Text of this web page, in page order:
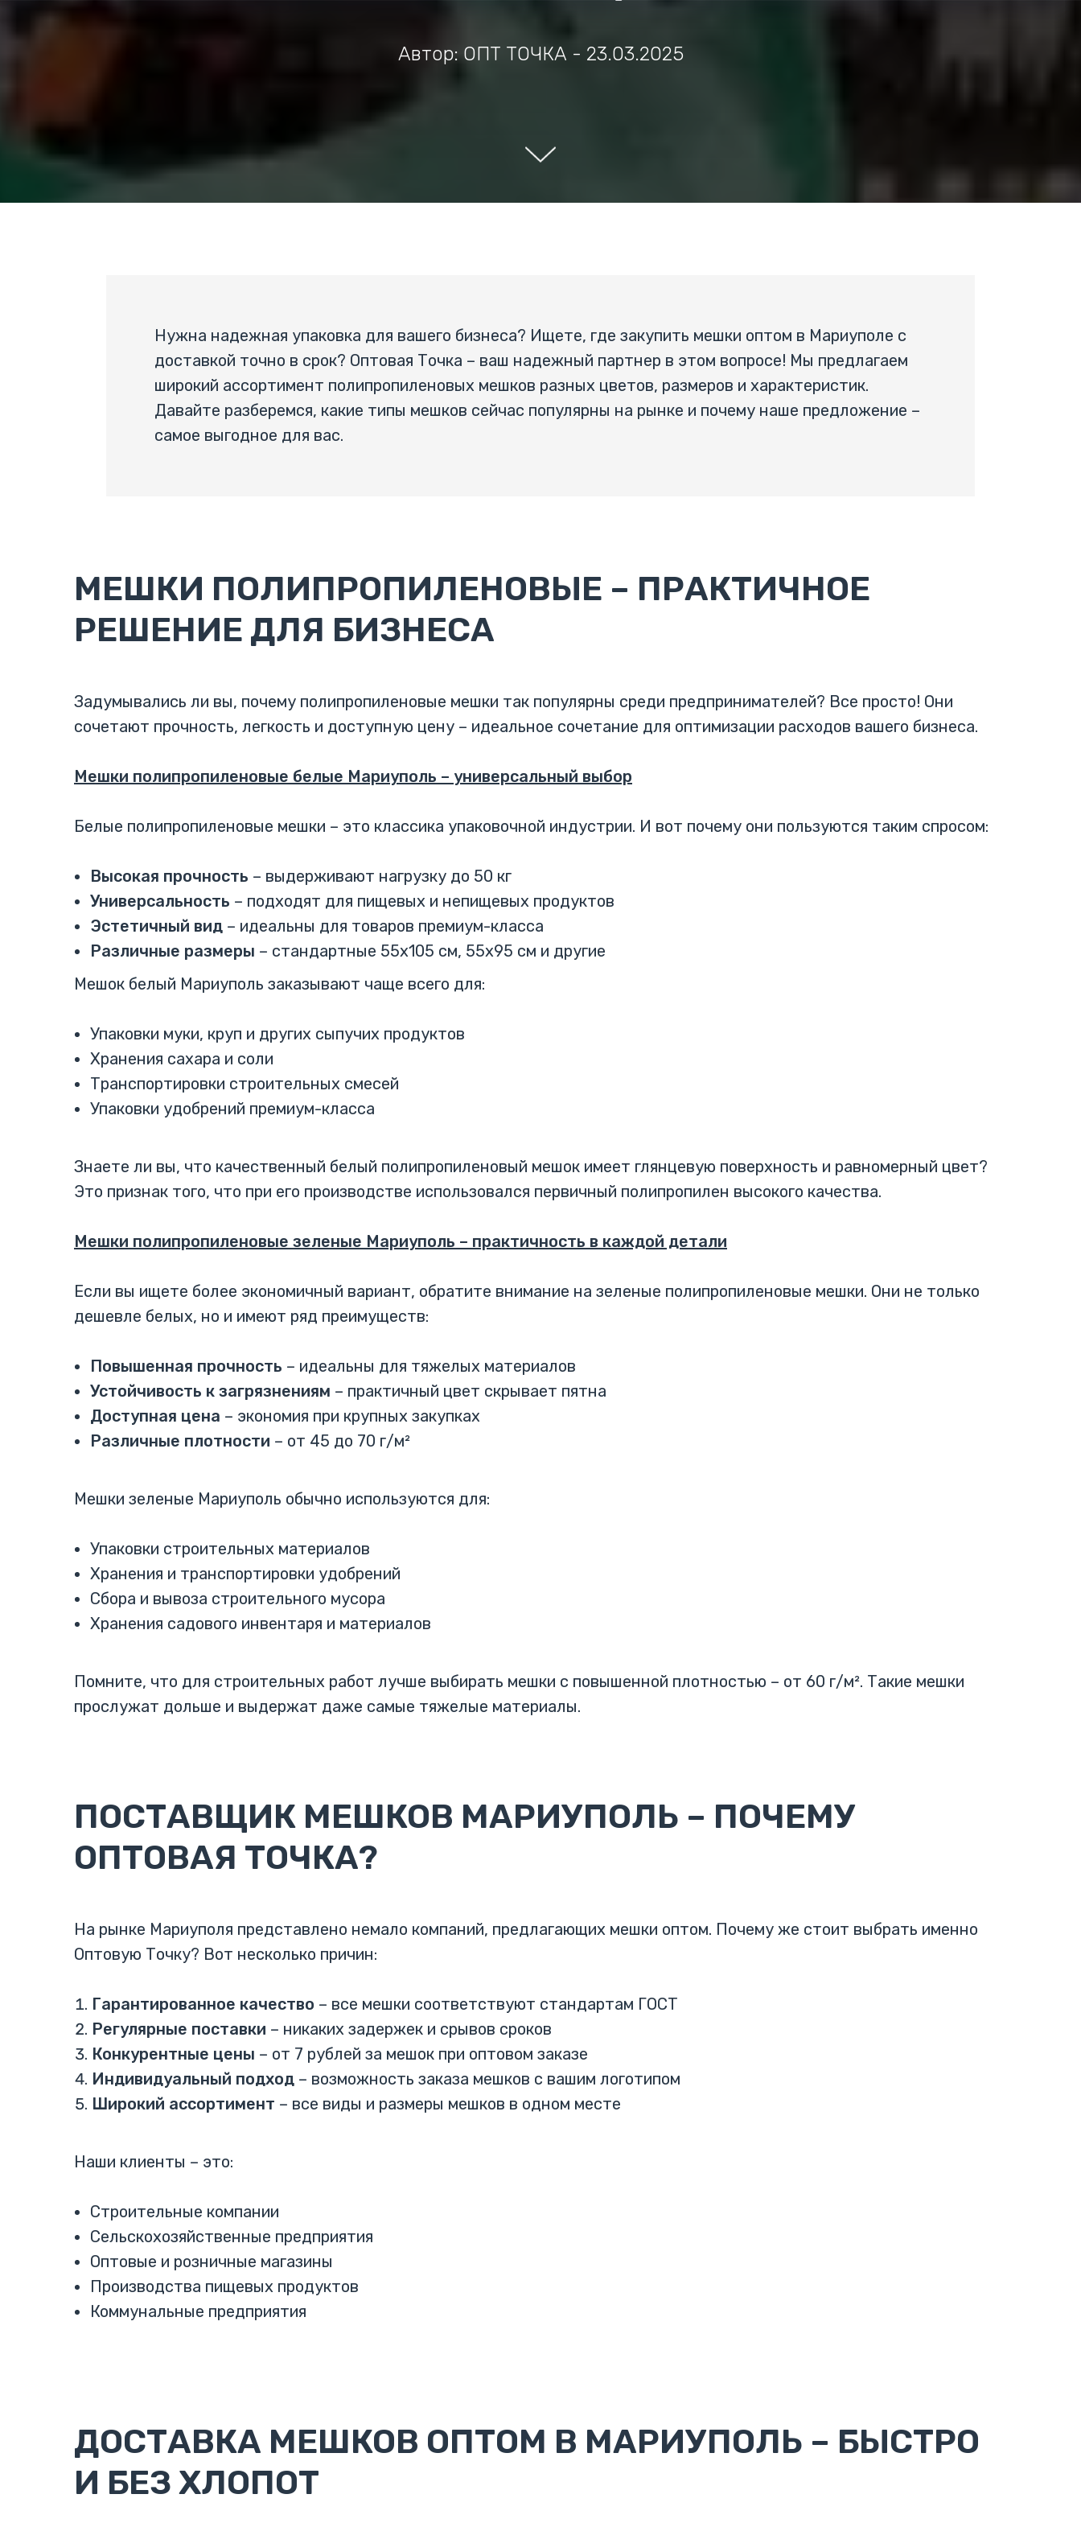
Автор: ОПТ ТОЧКА - 23.03.2025
Нужна надежная упаковка для вашего бизнеса? Ищете, где закупить мешки оптом в Мариуполе с
доставкой точно в срок? Оптовая Точка – ваш надежный партнер в этом вопросе! Мы предлагаем
широкий ассортимент полипропиленовых мешков разных цветов, размеров и характеристик.
Давайте разберемся, какие типы мешков сейчас популярны на рынке и почему наше предложение –
самое выгодное для вас.
МЕШКИ ПОЛИПРОПИЛЕНОВЫЕ – ПРАКТИЧНОЕ
РЕШЕНИЕ ДЛЯ БИЗНЕСА
Задумывались ли вы, почему полипропиленовые мешки так популярны среди предпринимателей? Все просто! Они
сочетают прочность, легкость и доступную цену – идеальное сочетание для оптимизации расходов вашего бизнеса.
Мешки полипропиленовые белые Мариуполь – универсальный выбор
Белые полипропиленовые мешки – это классика упаковочной индустрии. И вот почему они пользуются таким спросом:
Высокая прочность – выдерживают нагрузку до 50 кг
Универсальность – подходят для пищевых и непищевых продуктов
Эстетичный вид – идеальны для товаров премиум-класса
Различные размеры – стандартные 55х105 см, 55х95 см и другие
Мешок белый Мариуполь заказывают чаще всего для:
Упаковки муки, круп и других сыпучих продуктов
Хранения сахара и соли
Транспортировки строительных смесей
Упаковки удобрений премиум-класса
Знаете ли вы, что качественный белый полипропиленовый мешок имеет глянцевую поверхность и равномерный цвет?
Это признак того, что при его производстве использовался первичный полипропилен высокого качества.
Мешки полипропиленовые зеленые Мариуполь – практичность в каждой детали
Если вы ищете более экономичный вариант, обратите внимание на зеленые полипропиленовые мешки. Они не только
дешевле белых, но и имеют ряд преимуществ:
Повышенная прочность – идеальны для тяжелых материалов
Устойчивость к загрязнениям – практичный цвет скрывает пятна
Доступная цена – экономия при крупных закупках
Различные плотности – от 45 до 70 г/м²
Мешки зеленые Мариуполь обычно используются для:
Упаковки строительных материалов
Хранения и транспортировки удобрений
Сбора и вывоза строительного мусора
Хранения садового инвентаря и материалов
Помните, что для строительных работ лучше выбирать мешки с повышенной плотностью – от 60 г/м². Такие мешки
прослужат дольше и выдержат даже самые тяжелые материалы.
ПОСТАВЩИК МЕШКОВ МАРИУПОЛЬ – ПОЧЕМУ
ОПТОВАЯ ТОЧКА?
На рынке Мариуполя представлено немало компаний, предлагающих мешки оптом. Почему же стоит выбрать именно
Оптовую Точку? Вот несколько причин:
Гарантированное качество – все мешки соответствуют стандартам ГОСТ
Регулярные поставки – никаких задержек и срывов сроков
Конкурентные цены – от 7 рублей за мешок при оптовом заказе
Индивидуальный подход – возможность заказа мешков с вашим логотипом
Широкий ассортимент – все виды и размеры мешков в одном месте
Наши клиенты – это:
Строительные компании
Сельскохозяйственные предприятия
Оптовые и розничные магазины
Производства пищевых продуктов
Коммунальные предприятия
ДОСТАВКА МЕШКОВ ОПТОМ В МАРИУПОЛЬ – БЫСТРО
И БЕЗ ХЛОПОТ